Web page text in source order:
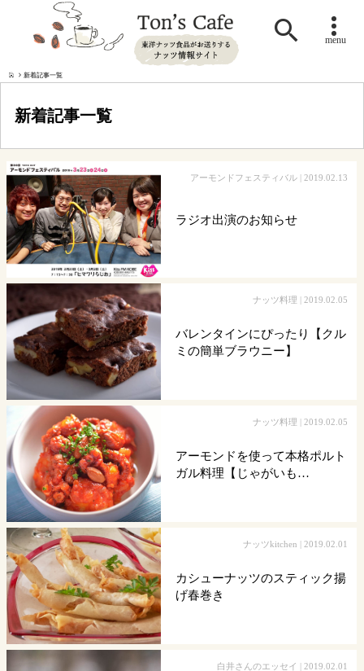
menu

新着記事一覧
新着記事一覧
アーモンドフェスティバル | 2019.02.13
ラジオ出演のお知らせ
ナッツ料理 | 2019.02.05
バレンタインにぴったり【クル
ミの簡単ブラウニー】
ナッツ料理 | 2019.02.05
アーモンドを使って本格ポルト
ガル料理【じゃがいも…
ナッツkitchen | 2019.02.01
カシューナッツのスティック揚
げ春巻き
白井さんのエッセイ | 2019.02.01